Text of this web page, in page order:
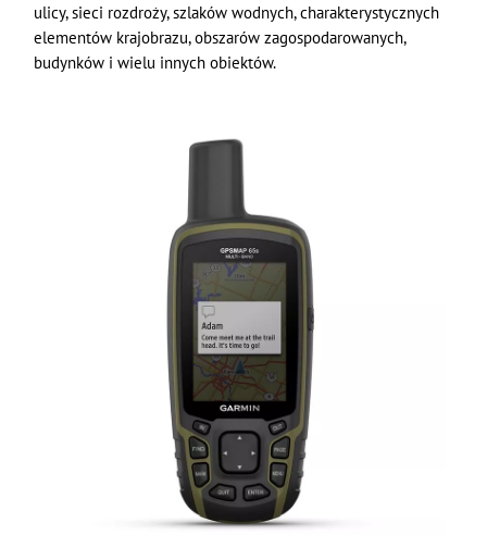
ulicy, sieci rozdroży, szlaków wodnych, charakterystycznych
elementów krajobrazu, obszarów zagospodarowanych,
budynków i wielu innych obiektów.